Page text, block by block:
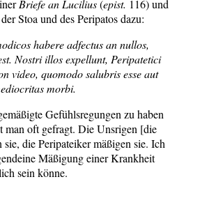
Briefe an Lucilius(epist. 116) und
Stoa und des Peripatos dazu:
habere adfectus an nullos,
Nostri illos expellunt, Peripatetici
video, quomodo salubris esse aut
morbi.
Gefühlsregungen zu haben
man oft gefragt. Die Unsrigen [die
die Peripateiker mäßigen sie. Ich
Mäßigung einer Krankheit
sein könne.